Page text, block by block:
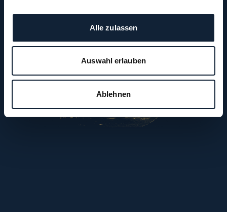
Alle zulassen
Auswahl erlauben
Ablehnen